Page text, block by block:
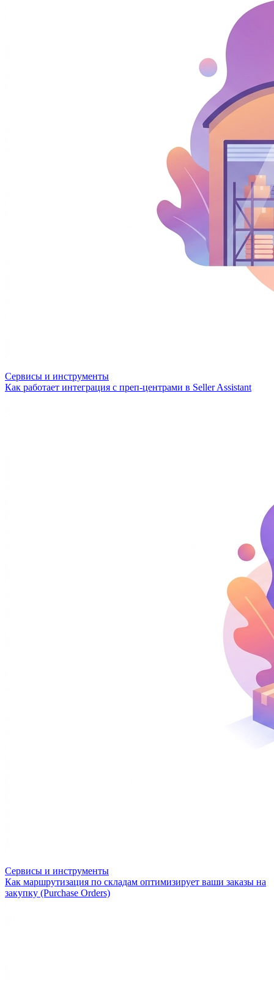
Сервисы и инструменты
Как работает интеграция с преп-центрами в Seller Assistant
Сервисы и инструменты
Как маршрутизация по складам оптимизирует ваши заказы на
закупку (Purchase Orders)